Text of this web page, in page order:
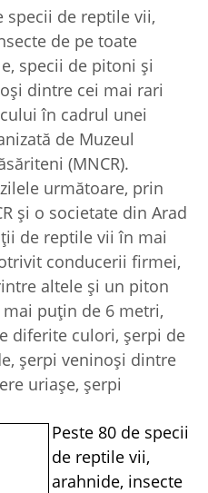
specii de reptile vii,
de pe toate
specii de pitoni şi
dintre cei mai rari
în cadrul unei
de Muzeul
(MNCR).
următoare, prin
şi o societate din Arad
de reptile vii în mai
conducerii firmei,
altele şi un piton
puţin de 6 metri,
diferite culori, şerpi de
şerpi veninoşi dintre
uriaşe, şerpi
Peste 80 de specii
de reptile vii,
arahnide, insecte